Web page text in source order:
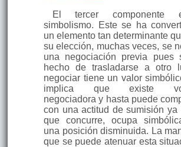
El tercer componente
simbolismo. Este se ha
un elemento tan determinante
su elección, muchas veces, se
una negociación previa pues
hecho de trasladarse a otro
negociar tiene un valor
implica que existe
negociadora y hasta puede
con una actitud de sumisión ya
que concurre, ocupa
una posición disminuida. La
que se puede atenuar esta